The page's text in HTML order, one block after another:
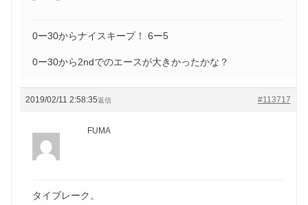
0ー30からナイスキープ！ 6ー5
0ー30から2ndでのエースが大きかったかな？
2019/02/11 2:58:35 #113717
返信
FUMA
タイブレーク。